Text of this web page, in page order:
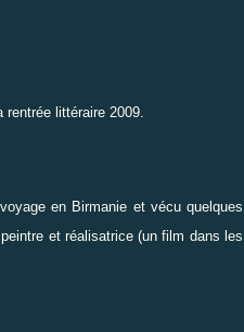
rentrée littéraire 2009
en Birmanie et vécu quelques
et réalisatrice (un film dans les